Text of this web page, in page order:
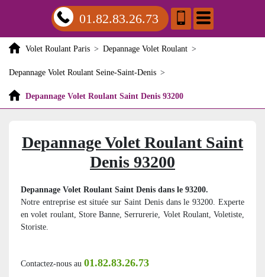
01.82.83.26.73
Volet Roulant Paris > Depannage Volet Roulant >
Depannage Volet Roulant Seine-Saint-Denis >
Depannage Volet Roulant Saint Denis 93200
Depannage Volet Roulant Saint
Denis 93200
Depannage Volet Roulant Saint Denis dans le 93200.
Notre entreprise est située sur Saint Denis dans le 93200. Experte
en volet roulant, Store Banne, Serrurerie, Volet Roulant, Voletiste,
Storiste.
Contactez-nous au 01.82.83.26.73